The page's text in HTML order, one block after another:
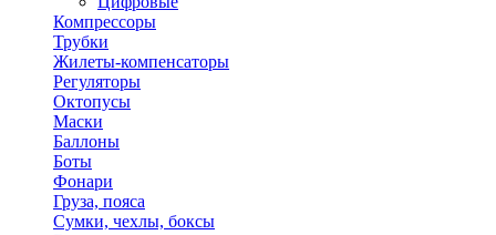
Компрессоры
Трубки
Жилеты-компенсаторы
Регуляторы
Октопусы
Маски
Баллоны
Боты
Фонари
Груза, пояса
Сумки, чехлы, боксы